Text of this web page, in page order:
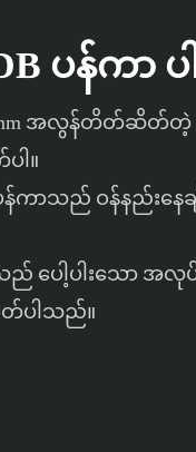
ပန်ကာ
အလွန်တိတ်ဆိ
ါ။
င့် ပန်ကာသည် ဝန်နည်းန
ပေါ့ပါးသော အလုပ်
ပါသည်။